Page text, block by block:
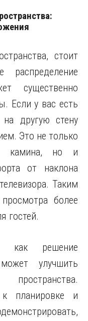
стоит
распределение
существенно
Если у вас есть
на другую стену
Это не только
у камина, но и
от наклона
Таким
более
гостей.
как решение
улучшить
планировке и